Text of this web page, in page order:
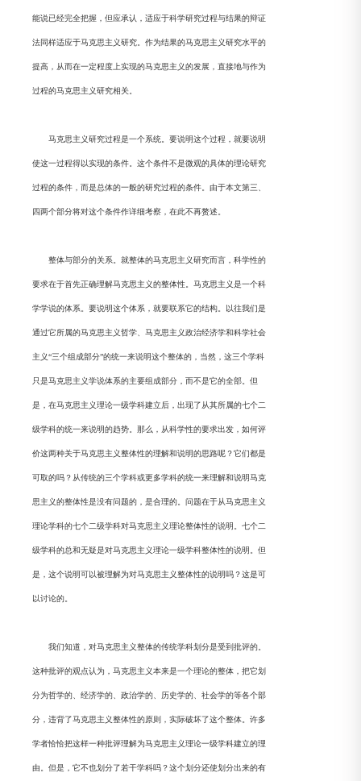
能说已经完全把握，但应承认，适应于科学研究过程与结果的辩证
法同样适应于马克思主义研究。作为结果的马克思主义研究水平的
提高，从而在一定程度上实现的马克思主义的发展，直接地与作为
过程的马克思主义研究相关。
马克思主义研究过程是一个系统。要说明这个过程，就要说明
使这一过程得以实现的条件。这个条件不是微观的具体的理论研究
过程的条件，而是总体的一般的研究过程的条件。由于本文第三、
四两个部分将对这个条件作详细考察，在此不再赘述。
整体与部分的关系。就整体的马克思主义研究而言，科学性的
要求在于首先正确理解马克思主义的整体性。马克思主义是一个科
学学说的体系。要说明这个体系，就要联系它的结构。以往我们是
通过它所属的马克思主义哲学、马克思主义政治经济学和科学社会
主义“三个组成部分”的统一来说明这个整体的，当然，这三个学科
只是马克思主义学说体系的主要组成部分，而不是它的全部。但
是，在马克思主义理论一级学科建立后，出现了从其所属的七个二
级学科的统一来说明的趋势。那么，从科学性的要求出发，如何评
价这两种关于马克思主义整体性的理解和说明的思路呢？它们都是
可取的吗？从传统的三个学科或更多学科的统一来理解和说明马克
思主义的整体性是没有问题的，是合理的。问题在于从马克思主义
理论学科的七个二级学科对马克思主义理论整体性的说明。七个二
级学科的总和无疑是对马克思主义理论一级学科整体性的说明。但
是，这个说明可以被理解为对马克思主义整体性的说明吗？这是可
以讨论的。
我们知道，对马克思主义整体的传统学科划分是受到批评的。
这种批评的观点认为，马克思主义本来是一个理论的整体，把它划
分为哲学的、经济学的、政治学的、历史学的、社会学的等各个部
分，违背了马克思主义整体性的原则，实际破坏了这个整体。许多
学者恰恰把这样一种批评理解为马克思主义理论一级学科建立的理
由。但是，它不也划分了若干学科吗？这个划分还使划分出来的有